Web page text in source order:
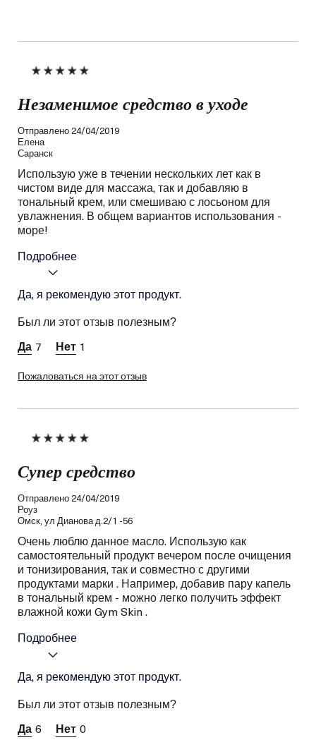
Незаменимое средство в уходе
Отправлено 24/04/2019
Елена
Саранск
Использую уже в течении нескольких лет как в
чистом виде для массажа, так и добавляю в
тональный крем, или смешиваю с лосьоном для
увлажнения. В общем вариантов использования -
море!
Подробнее
Ваш тип кожи
Сухая
кожи
Да, я рекомендую этот продукт.
Был ли этот отзыв полезным?
7 1
Пожаловаться на этот отзыв
Супер средство
Отправлено24/04/2019
Роуз
Омск, ул Дианова д.2/1 -56
Очень люблю данное масло. Использую как
самостоятельный продукт вечером после очищения
и тонизирования, так и совместно с другими
продуктами марки . Например, добавив пару капель
в тональный крем - можно легко получить эффект
влажной кожи Gym Skin .
Подробнее
Я получал (-а) миниатюру
этого продукта:
Ваш тип кожи
Потребность кожи
Да, я рекомендую этот продукт.
Был ли этот отзыв полезным?
6 0